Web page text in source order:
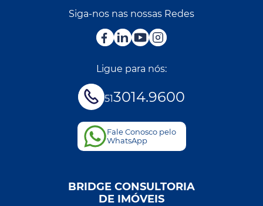
Siga-nos nas nossas Redes
Ligue para nós:
513014.9600
Fale Conosco pelo
WhatsApp
BRIDGE CONSULTORIA
DE IMÓVEIS